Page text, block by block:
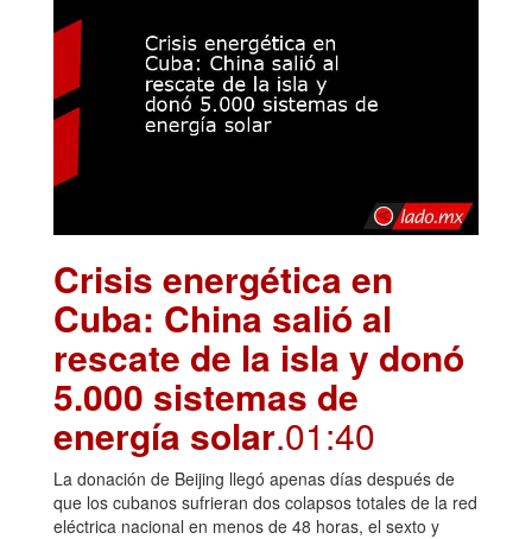
Crisis energética en
Cuba: China salió al
rescate de la isla y donó
5.000 sistemas de
energía solar.01:40
La donación de Beijing llegó apenas días después de
que los cubanos sufrieran dos colapsos totales de la red
eléctrica nacional en menos de 48 horas, el sexto y